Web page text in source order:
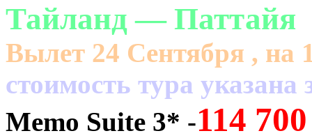
Тайланд — Паттайя
Вылет 24 Сентября , на
cтоимость тура указана
Memo Suite 3* -114 700